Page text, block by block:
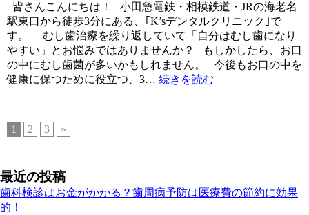
皆さんこんにちは！ 小田急電鉄・相模鉄道・JRの海老名
駅東口から徒歩3分にある、｢K’sデンタルクリニック｣で
す。 むし歯治療を繰り返していて「自分はむし歯になり
やすい」とお悩みではありませんか？ もしかしたら、お口
の中にむし歯菌が多いかもしれません。 今後もお口の中を
健康に保つために役立つ、3… 続きを読む
1 2 3 »
最近の投稿
歯科検診はお金がかかる？歯周病予防は医療費の節約に効果
的！